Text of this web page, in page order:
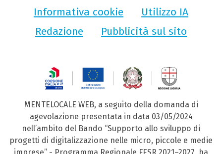
Informativa cookie
Utilizzo IA
Redazione
Pubblicità sul sito
MENTELOCALE WEB, a seguito della domanda di
agevolazione presentata in data 03/05/2024
nell’ambito del Bando “Supporto allo sviluppo di
progetti di digitalizzazione nelle micro, piccole e medie